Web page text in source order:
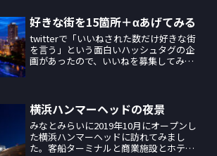
たそうで...
好きな街を15箇所＋αあげてみる
twitterで「いいねされた数だけ好きな街
を言う」という面白いハッシュタグの企
画があったので、いいねを募集してみた
っかくなので...
横浜ハンマーヘッドの夜景
みなとみらいに2019年10月にオープンし
た横浜ハンマーヘッドに訪れてみまし
た。客船ターミナルと商業施設とホテル